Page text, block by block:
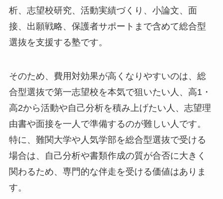
析、志望校研究、活動実績づくり、小論文、面
接、出願戦略、保護者サポートまで含めて総合型
選抜を支援する塾です。
そのため、費用対効果が高くなりやすいのは、総
合型選抜で第一志望校を本気で狙いたい人、高1・
高2から活動や自己分析を積み上げたい人、志望理
由書や面接を一人で準備するのが難しい人です。
特に、難関大学や人気学部を総合型選抜で受ける
場合は、自己分析や書類作成の質が合否に大きく
関わるため、専門的な伴走を受ける価値はありま
す。